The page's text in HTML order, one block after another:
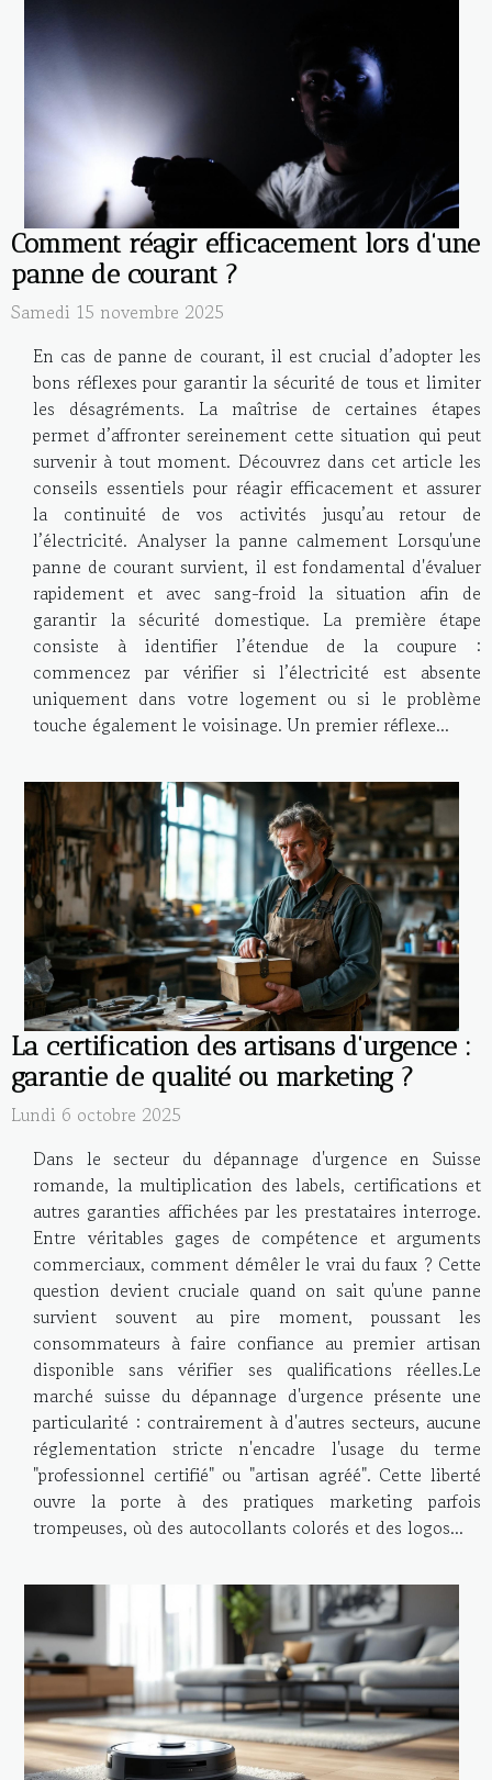
Comment réagir efficacement lors d'une
panne de courant ?
Samedi 15 novembre 2025
En cas de panne de courant, il est crucial d’adopter les
bons réflexes pour garantir la sécurité de tous et limiter
les désagréments. La maîtrise de certaines étapes
permet d’affronter sereinement cette situation qui peut
survenir à tout moment. Découvrez dans cet article les
conseils essentiels pour réagir efficacement et assurer
la continuité de vos activités jusqu’au retour de
l’électricité. Analyser la panne calmement Lorsqu'une
panne de courant survient, il est fondamental d'évaluer
rapidement et avec sang-froid la situation afin de
garantir la sécurité domestique. La première étape
consiste à identifier l’étendue de la coupure :
commencez par vérifier si l’électricité est absente
uniquement dans votre logement ou si le problème
touche également le voisinage. Un premier réflexe...
La certification des artisans d'urgence :
garantie de qualité ou marketing ?
Lundi 6 octobre 2025
Dans le secteur du dépannage d'urgence en Suisse
romande, la multiplication des labels, certifications et
autres garanties affichées par les prestataires interroge.
Entre véritables gages de compétence et arguments
commerciaux, comment démêler le vrai du faux ? Cette
question devient cruciale quand on sait qu'une panne
survient souvent au pire moment, poussant les
consommateurs à faire confiance au premier artisan
disponible sans vérifier ses qualifications réelles.Le
marché suisse du dépannage d'urgence présente une
particularité : contrairement à d'autres secteurs, aucune
réglementation stricte n'encadre l'usage du terme
"professionnel certifié" ou "artisan agréé". Cette liberté
ouvre la porte à des pratiques marketing parfois
trompeuses, où des autocollants colorés et des logos...